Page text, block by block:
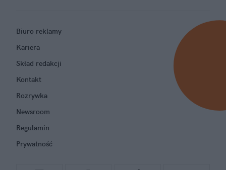
Biuro reklamy
Kariera
Skład redakcji
Kontakt
Rozrywka
Newsroom
Regulamin
Prywatność